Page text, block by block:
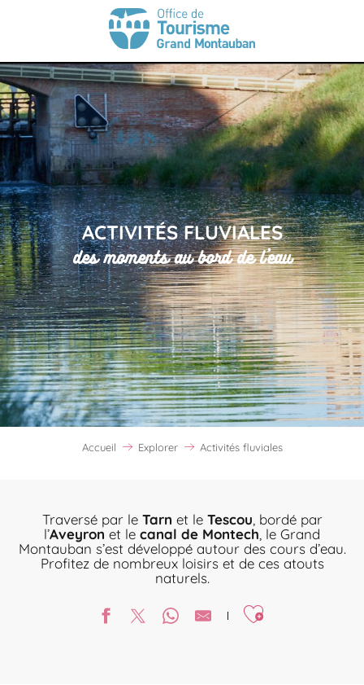
ACTIVITÉS FLUVIALES
des moments au bord de l'eau
Accueil Explorer Activités fluviales
Traversé par le Tarn et le Tescou , bordé par
l’Aveyron et le canal de Montech , le Grand
Montauban s’est développé autour des cours d’eau.
Profitez de nombreux loisirs et de ces atouts
naturels.
Ajouter aux